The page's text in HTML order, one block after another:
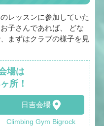
レッスンに参加していた
子さんであれば、 どな
まずはクラブの様子を見
場は
所！
日吉会場
Climbing Gym Bigrock